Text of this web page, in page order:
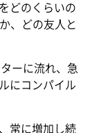
どのくらいの
、どの友人と
ーに流れ、急
にコンパイル
常に増加し続